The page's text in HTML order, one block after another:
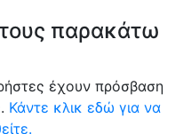
παρακάτω
έχουν πρόσβαση
Κάντε κλικ εδώ για να